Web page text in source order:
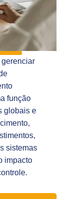
função
globais e
sistemas
impacto